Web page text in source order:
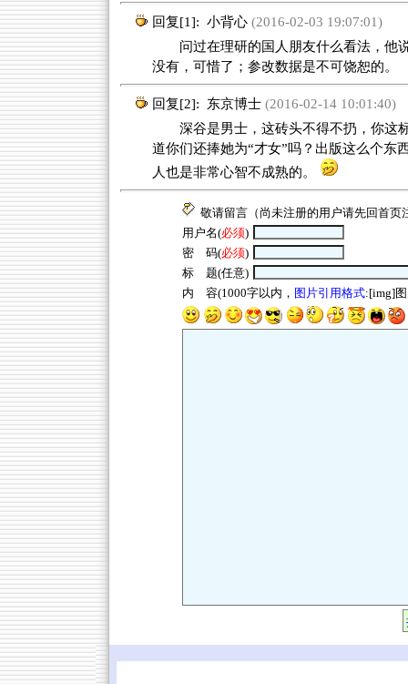
回复[1]: 小背心(2016-02-03 19:07:01)
问过在理研的国人朋友什么看法，他说
没有，可惜了；参改数据是不可饶恕的。
回复[2]: 东京博士(2016-02-14 10:01:40)
深谷是男士，这砖头不得不扔，你这标
道你们还捧她为“才女”吗？出版这么个东
人也是非常心智不成熟的。
敬请留言（尚未注册的用户请先回首页
用户名(必须)
密 码(必须)
标 题(任意)
内 容(1000字以内， 图片引用格式:[img]